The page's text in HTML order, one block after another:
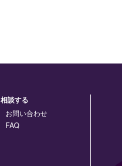
相談する
お問い合わせ
FAQ